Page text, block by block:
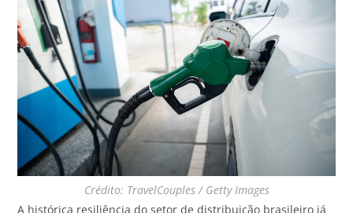
Crédito: TravelCouples / Getty Images
A histórica resiliência do setor de distribuição brasileiro já